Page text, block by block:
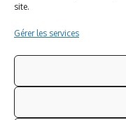
site.
Gérer les services